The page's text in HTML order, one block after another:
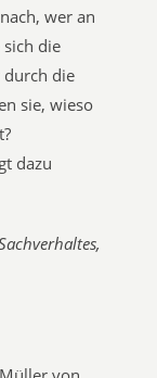
wer an
sich die
die
sie, wieso
dazu